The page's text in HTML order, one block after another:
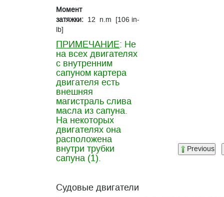
Момент
затяжки: 12 n.m [106 in-
lb]
ПРИМЕЧАНИЕ: Не
на всех двигателях
с внутренним
сапуном картера
двигателя есть
внешняя
магистраль слива
масла из сапуна.
На некоторых
двигателях она
расположена
внутри трубки
сапуна (1).
Previous
Судовые двигатели